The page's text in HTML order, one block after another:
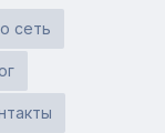
сеть